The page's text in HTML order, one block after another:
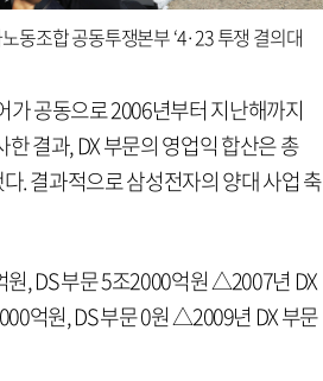
동조합 공동투쟁본부 ‘4·23 투쟁 결의대
가 공동으로 2006년부터 지난해까지
결과, DX 부문의 영업익 합산은 총
. 결과적으로 삼성전자의 양대 사업 축
, DS 부문 5조2000억원 △2007년 DX
억원, DS 부문 0원 △2009년 DX 부문